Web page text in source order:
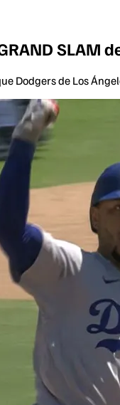
SLAM
Dodgers de Los